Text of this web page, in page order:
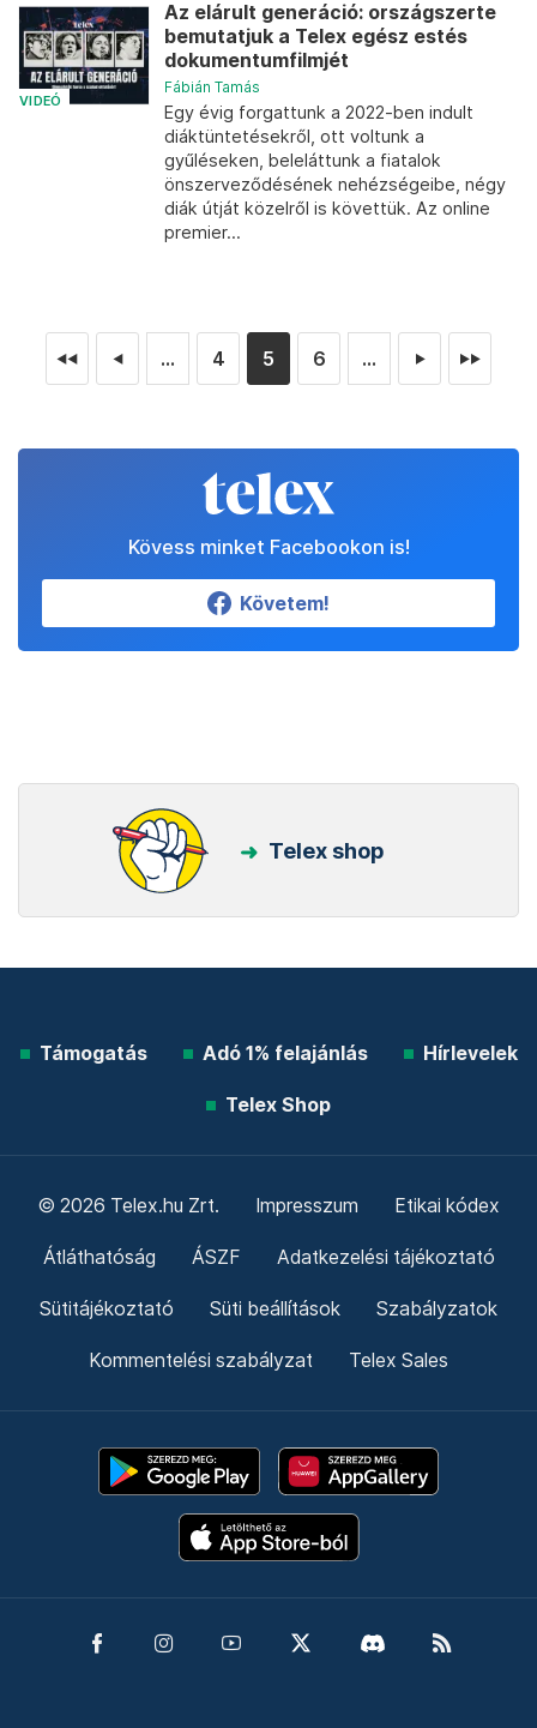
VIDEÓ
Az elárult generáció: országszerte
bemutatjuk a Telex egész estés
dokumentumfilmjét
Fábián Tamás
Egy évig forgattunk a 2022-ben indult
diáktüntetésekről, ott voltunk a
gyűléseken, beleláttunk a fiatalok
önszerveződésének nehézségeibe, négy
diák útját közelről is követtük. Az online
premier...
◄◄ ◄ ... 4 5 6 ... ► ►►
Kövess minket Facebookon is!
Követem!
Telex shop
Támogatás Adó 1% felajánlás Hírlevelek
Telex Shop
© 2026 Telex.hu Zrt. Impresszum Etikai kódex
Átláthatóság ÁSZF Adatkezelési tájékoztató
Sütitájékoztató Süti beállítások Szabályzatok
Kommentelési szabályzat Telex Sales